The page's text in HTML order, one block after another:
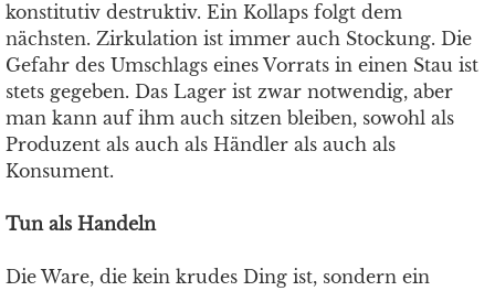
konstitutiv destruktiv. Ein Kollaps folgt dem
nächsten. Zirkulation ist immer auch Stockung. Die
Gefahr des Umschlags eines Vorrats in einen Stau ist
stets gegeben. Das Lager ist zwar notwendig, aber
man kann auf ihm auch sitzen bleiben, sowohl als
Produzent als auch als Händler als auch als
Konsument.
Tun als Handeln
Die Ware, die kein krudes Ding ist, sondern ein